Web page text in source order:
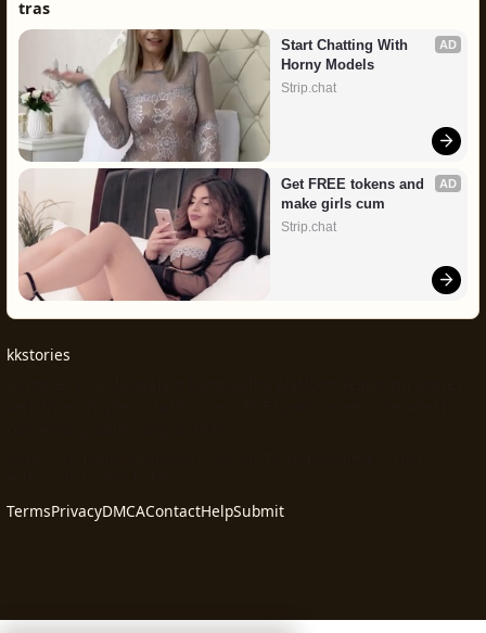
tras
AD
Start Chatting With
Horny Models
Strip.chat
AD
Get FREE tokens and
make girls cum
Strip.chat
kkstories
TermsPrivacyDMCAContactHelpSubmit